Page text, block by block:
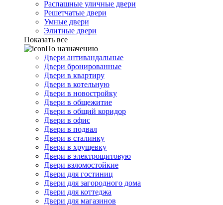
Распашные уличные двери
Решетчатые двери
Умные двери
Элитные двери
Показать все
По назначению
Двери антивандальные
Двери бронированные
Двери в квартиру
Двери в котельную
Двери в новостройку
Двери в общежитие
Двери в общий коридор
Двери в офис
Двери в подвал
Двери в сталинку
Двери в хрущевку
Двери в электрощитовую
Двери взломостойкие
Двери для гостиниц
Двери для загородного дома
Двери для коттеджа
Двери для магазинов